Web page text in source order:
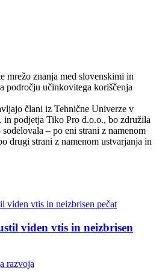
mrežo znanja med slovenskimi in
področju učinkovitega koriščenja
člani iz Tehnične Univerze v
in podjetja Tiko Pro d.o.o., bo združila
– po eni strani z namenom
drugi strani z namenom ustvarjanja in
viden vtis in neizbrisen